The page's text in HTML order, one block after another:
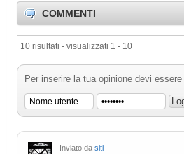
COMMENTI
10 risultati - visualizzati 1 - 10
Per inserire la tua opinione devi essere
Inviato da siti